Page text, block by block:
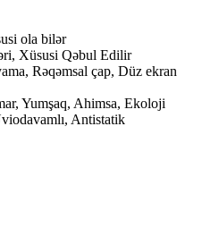
ola bilər
Xüsusi Qəbul Edilir
Rəqəmsal çap, Düz ekran
Yumşaq, Ahimsa, Ekoloji
Antistatik